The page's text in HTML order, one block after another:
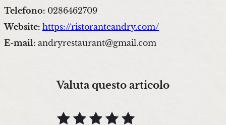
Telefono: 0286462709
Website: https://ristoranteandry.com/
E-mail: andryrestaurant@gmail.com
Valuta questo articolo